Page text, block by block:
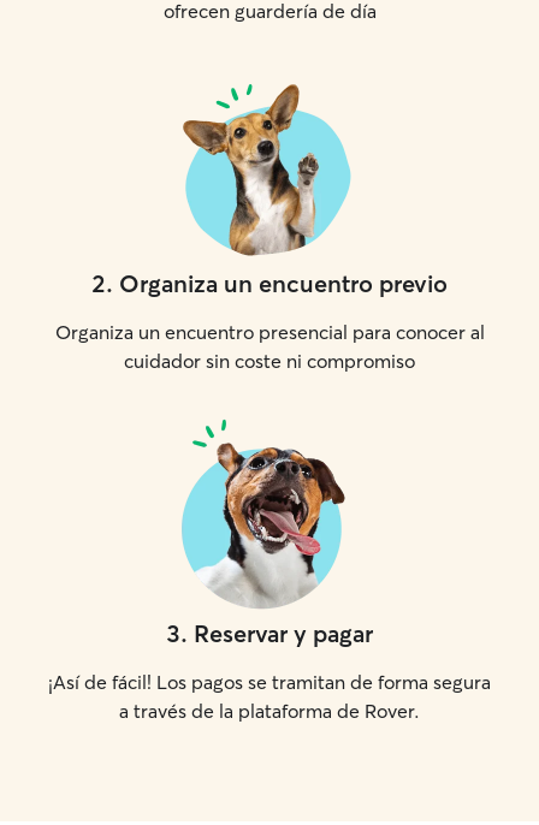
ofrecen guardería de día
2. Organiza un encuentro previo
Organiza un encuentro presencial para conocer al
cuidador sin coste ni compromiso
3. Reservar y pagar
¡Así de fácil! Los pagos se tramitan de forma segura
a través de la plataforma de Rover.